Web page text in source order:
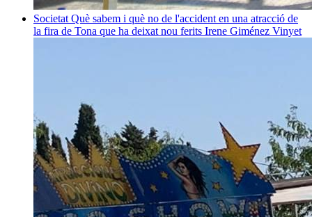
Societat Què sabem i què no de l'accident en una atracció de
la fira de Tona que ha deixat nou ferits Irene Giménez Vinyet